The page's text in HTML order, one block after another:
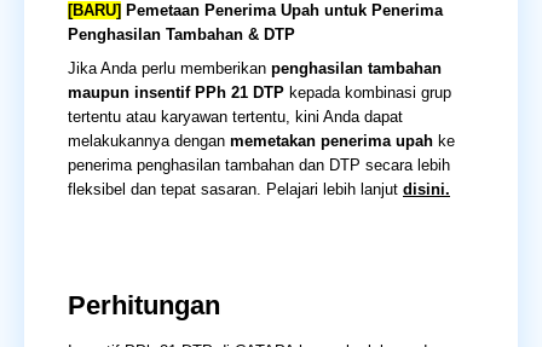
[BARU] Pemetaan Penerima Upah untuk Penerima
Penghasilan Tambahan & DTP
Jika Anda perlu memberikan penghasilan tambahan
maupun insentif PPh 21 DTP kepada kombinasi grup
tertentu atau karyawan tertentu, kini Anda dapat
melakukannya dengan memetakan penerima upah ke
penerima penghasilan tambahan dan DTP secara lebih
fleksibel dan tepat sasaran. Pelajari lebih lanjut disini.
Perhitungan